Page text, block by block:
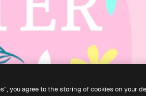
you agree to the storing of cookies on your